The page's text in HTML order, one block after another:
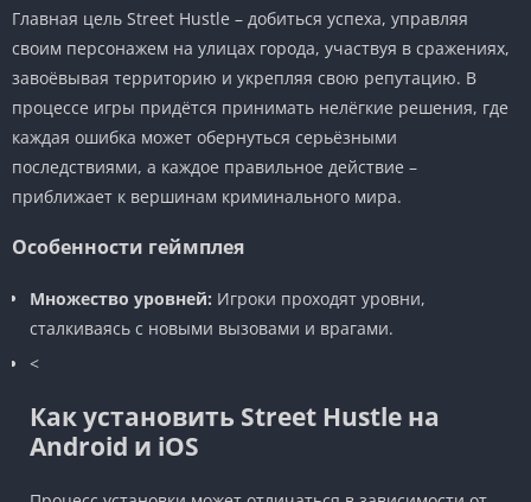
Главная цель Street Hustle – добиться успеха, управляя
своим персонажем на улицах города, участвуя в сражениях,
завоёвывая территорию и укрепляя свою репутацию. В
процессе игры придётся принимать нелёгкие решения, где
каждая ошибка может обернуться серьёзными
последствиями, а каждое правильное действие –
приближает к вершинам криминального мира.
Особенности геймплея
Множество уровней: Игроки проходят уровни,
сталкиваясь с новыми вызовами и врагами.
<
Как установить Street Hustle на
Android и iOS